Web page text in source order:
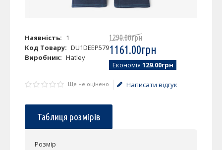
Наявність: 1
Код Товару: DU1DEEP579
Виробник: Hatley
1290.00грн
1161.00грн
Економія 129.00грн
Ще не оцінено Написати відгук
Таблиця розмірів
Розмір